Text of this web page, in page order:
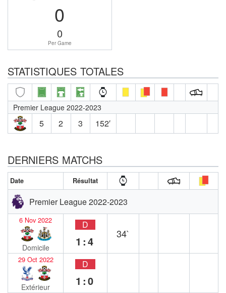
0
0
Per Game
STATISTIQUES TOTALES
Premier League 2022-2023
5 2 3 152′
DERNIERS MATCHS
Date Résultat
Premier League 2022-2023
6 Nov 2022
Domicile
D
1:4
34`
29 Oct 2022
Extérieur
D
1:0